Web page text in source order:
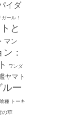
イダ
ガール！
と
マン
：
ワンダ
ヤマト
ー
種 トーキ
の華